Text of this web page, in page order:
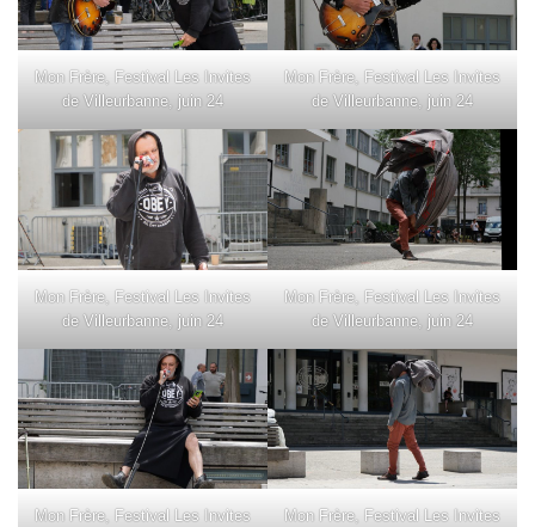
Mon Frère, Festival Les Invites
de Villeurbanne, juin 24
Mon Frère, Festival Les Invites
de Villeurbanne, juin 24
Mon Frère, Festival Les Invites
de Villeurbanne, juin 24
Mon Frère, Festival Les Invites
de Villeurbanne, juin 24
Mon Frère, Festival Les Invites
Mon Frère, Festival Les Invites